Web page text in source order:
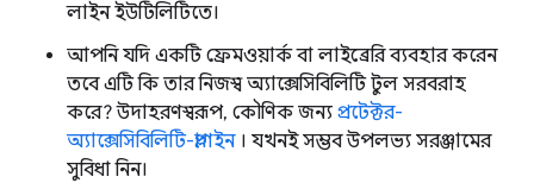
লাইন ইউটিলিটিতে।
আপনি যদি একটি ফ্রেমওয়ার্ক বা লাইব্রেরি ব্যবহার করেন
তবে এটি কি তার নিজস্ব অ্যাক্সেসিবিলিটি টুল সরবরাহ
করে? উদাহরণস্বরূপ, কৌণিক জন্য প্রটেক্টর-
অ্যাক্সেসিবিলিটি-প্লাগইন। যখনই সম্ভব উপলভ্য সরঞ্জামের
সুবিধা নিন।